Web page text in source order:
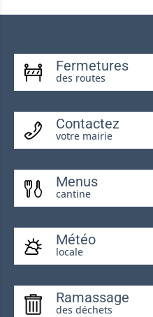
Fermetures
des routes
Contactez
votre mairie
Menus
cantine
Météo
locale
Ramassage
des déchets